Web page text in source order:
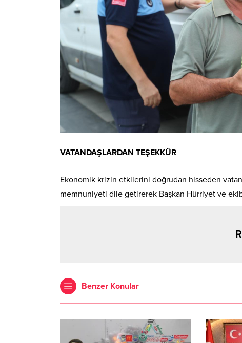
VATANDAŞLARDAN TEŞEKKÜR
Ekonomik krizin etkilerini doğrudan hisseden
memnuniyeti dile getirerek Başkan Hürriyet ve
Benzer Konular